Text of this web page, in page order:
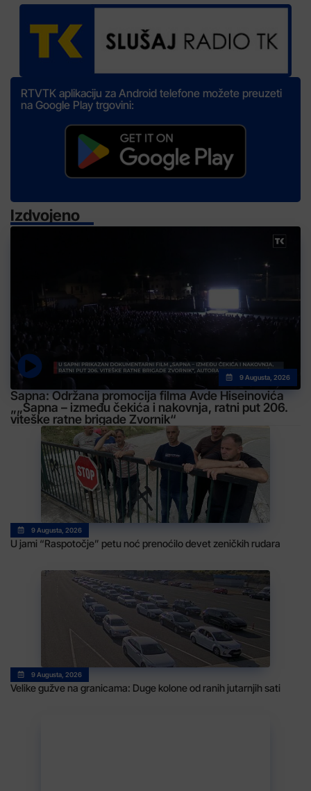
RTVTK aplikaciju za Android telefone možete preuzeti
na Google Play trgovini:
Izdvojeno
9 Augusta, 2026
Sapna: Održana promocija filma Avde Hiseinovića
„„Sapna – između čekića i nakovnja, ratni put 206.
viteške ratne brigade Zvornik“
9 Augusta, 2026
U jami “Raspotočje” petu noć prenoćilo devet zeničkih rudara
9 Augusta, 2026
Velike gužve na granicama: Duge kolone od ranih jutarnjih sati